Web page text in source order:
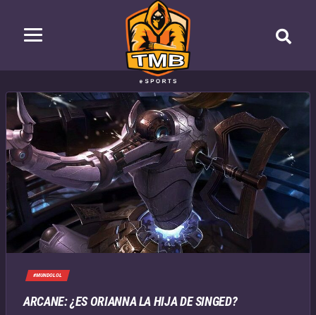
#MUNDOLOL
ARCANE: ¿ES ORIANNA LA HIJA DE SINGED?